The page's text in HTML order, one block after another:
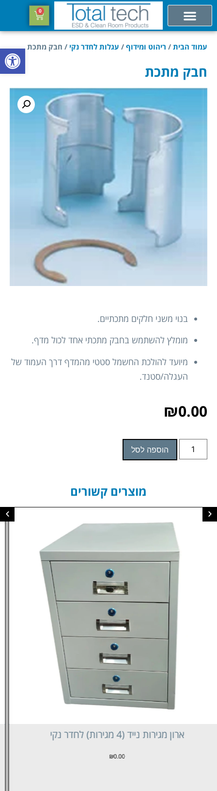
פתח
0
עמוד הבית / ריהוט ומידוף / עגלות לחדר נקי / חבק מתכת
חבק מתכת
בנוי משני חלקים מתכתיים.
מומלץ להשתמש בחבק מתכתי אחד לכול מדף.
מיועד להולכת החשמל סטטי מהמדף דרך העמוד של
העגלה/סטנד.
₪0.00
הוספה לסל
מוצרים קשורים
שולחן עבודה (ESD MANUAL WORKSTATIONS H-